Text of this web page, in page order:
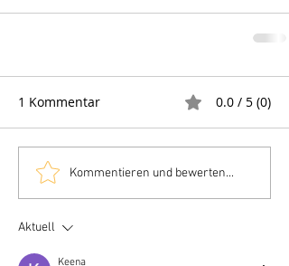
1 Kommentar 0.0 / 5 (0)
Kommentieren und bewerten...
Aktuell
Keena